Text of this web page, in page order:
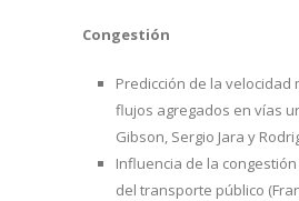
Congestión
Predicción de la velocidad
flujos agregados en vías
Gibson, Sergio Jara y
Influencia de la
del transporte público